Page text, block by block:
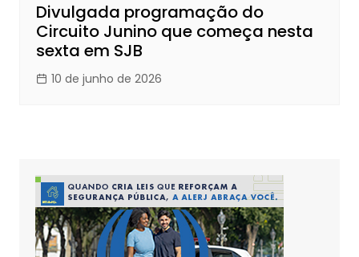
Divulgada programação do
Circuito Junino que começa nesta
sexta em SJB
10 de junho de 2026